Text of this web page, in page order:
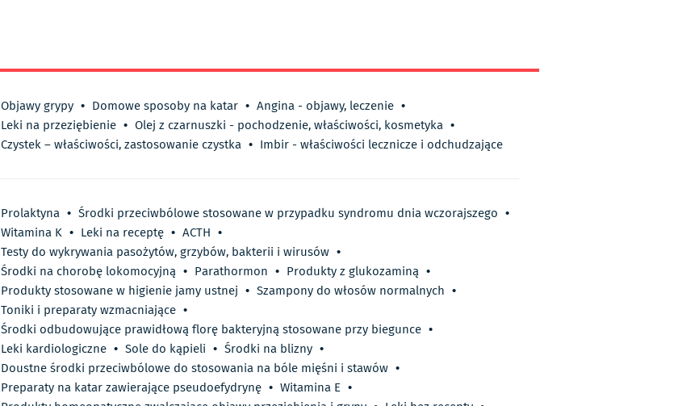
Objawy grypy • Domowe sposoby na katar • Angina - objawy, leczenie •
Leki na przeziębienie • Olej z czarnuszki - pochodzenie, właściwości, kosmetyka •
Czystek – właściwości, zastosowanie czystka • Imbir - właściwości lecznicze i odchudzające
Prolaktyna • Środki przeciwbólowe stosowane w przypadku syndromu dnia wczorajszego •
Witamina K • Leki na receptę • ACTH •
Testy do wykrywania pasożytów, grzybów, bakterii i wirusów •
Środki na chorobę lokomocyjną • Parathormon • Produkty z glukozaminą •
Produkty stosowane w higienie jamy ustnej • Szampony do włosów normalnych •
Toniki i preparaty wzmacniające •
Środki odbudowujące prawidłową florę bakteryjną stosowane przy biegunce •
Leki kardiologiczne • Sole do kąpieli • Środki na blizny •
Doustne środki przeciwbólowe do stosowania na bóle mięśni i stawów •
Preparaty na katar zawierające pseudoefydrynę • Witamina E •